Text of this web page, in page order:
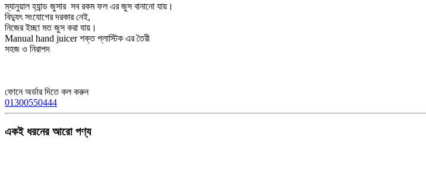
ম্যানুয়াল হ্যান্ড জুসার সব রকম ফল এর জুস বানানো যায়।
বিদ্যুৎ সংযোগের দরকার নেই,
নিজের ইচ্ছা মত জুস করা যায়।
Manual hand juicer শক্ত প্লাস্টিক এর তৈরী
সহজ ও নিরাপদ
ফোনে অর্ডার দিতে কল করুন
01300550444
একই ধরনের আরো পণ্য